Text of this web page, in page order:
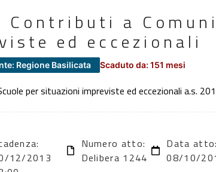
Contributi a
ed eccezionali
Regione Basilicata Scaduto da: 151 mesi
per situazioni impreviste ed eccezionali a.s.
12/2013
Numero atto:
Delibera 1244
Data atto:
08/10/